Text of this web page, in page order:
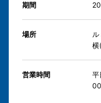
期間
場所
横
営業時間
平
00